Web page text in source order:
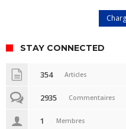
STAY CONNECTED
354 Articles
2935 Commentaires
1 Membres